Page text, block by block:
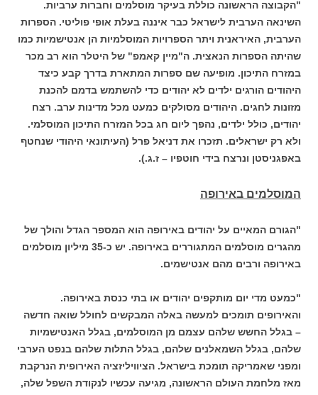
"הקבוצה הראשונה כוללת בעיקר מוסלמים וחברות ערביות.
השינאה הערבית לישראל כבר איננה בעלת אופי פוליטי. הספרות
הערבית, האיראנית ויתר הספרויות המוסלמיות הן אנטישמיות כמו
שהיתה הספרות הנאצית. ה"מיין קאמפ" של היטלר הוא רב מכר
במזרח התיכון. מופיעה שם ספרות המתארת בדרך קבע כיצד
היהודים הורגים ילדים לא יהודים כדי להשתמש בדמם להכנת
מזונות לחגים. היהודים מסולקים כמעט מכל מדינות ערב. רצח
יהודים, כולל ילדים, נהפך ליום חג בכל המזרח התיכון המוסלמי.
ולא רק ישראלים. תזכרו את דניאל פרל (העיתונאי היהודי שנחטף
באפגניסטן ונרצח בידי חוטפיו – ז.ג.).
המוסלמים באירופה
"הגורם המאיים על יהודים באירופה הוא המספר הגדל והולך של
מהגרים מוסלמים המתגוררים באירופה. יש כ-35 מיליון מוסלמים
באירופה ורבים מהם אנטישמים.
"כמעט מדי יום מותקפים יהודים או בתי כנסת באירופה.
והאירופים תומכים למעשה באלה המבקשים לחולל שואה חדשה
– בגלל החשש שלהם עצמם מן המוסלמים, בגלל האנטישמיות
שלהם, בגלל השמאלנים שלהם, בגלל התלות שלהם בנפט הערבי
ומפני שאמריקה תומכת בישראל. הציוויליזציה האירופית הנרקבת
מאז מלחמת העולם הראשונה, מגיעה עכשיו לנקודת השפל שלה,